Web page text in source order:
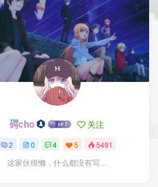
𥔲cho 关注
2 0 4 5 5491
这家伙很懒，什么都没有写...